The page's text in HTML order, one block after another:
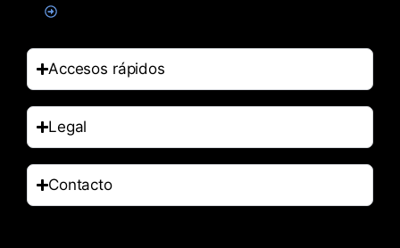
Accesos rápidos
Legal
Contacto